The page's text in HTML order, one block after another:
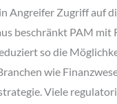
Angreifer Zugriff auf
beschränkt PAM
so die
wie
Viele